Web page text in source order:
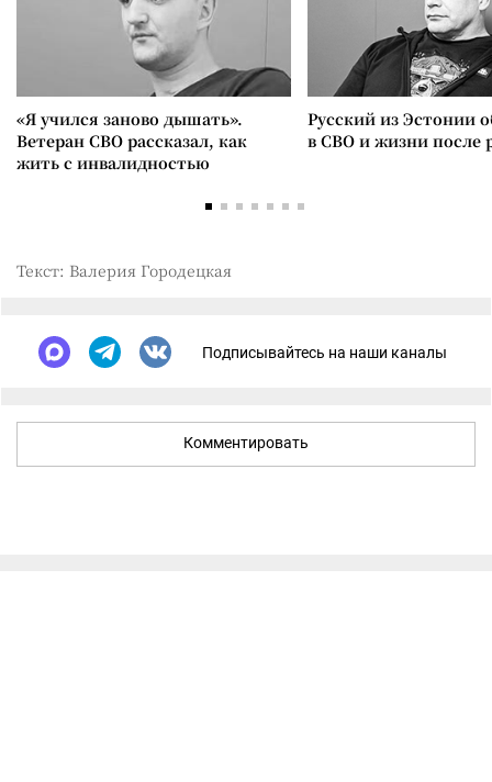
«Я учился заново дышать».
Ветеран СВО рассказал, как
жить с инвалидностью
Русский из Эстонии
в СВО и жизни после
Текст: Валерия Городецкая
Подписывайтесь на наши каналы
Комментировать